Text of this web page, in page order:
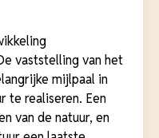
vaststelling van het
mijlpaal in
te realiseren. Een
van de natuur, en